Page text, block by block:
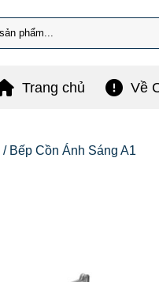
Trang chủ Về
/ Bếp Cồn Ánh Sáng A1